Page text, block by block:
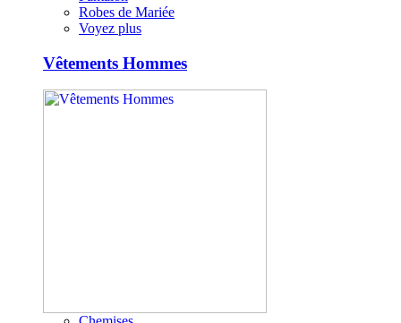
Robes de Mariée
Voyez plus
Vêtements Hommes